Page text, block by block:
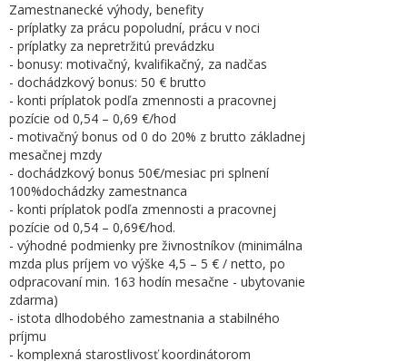
Zamestnanecké výhody, benefity
- príplatky za prácu popoludní, prácu v noci
- príplatky za nepretržitú prevádzku
- bonusy: motivačný, kvalifikačný, za nadčas
- dochádzkový bonus: 50 € brutto
- konti príplatok podľa zmennosti a pracovnej
pozície od 0,54 – 0,69 €/hod
- motivačný bonus od 0 do 20% z brutto základnej
mesačnej mzdy
- dochádzkový bonus 50€/mesiac pri splnení
100%dochádzky zamestnanca
- konti príplatok podľa zmennosti a pracovnej
pozície od 0,54 – 0,69€/hod.
- výhodné podmienky pre živnostníkov (minimálna
mzda plus príjem vo výške 4,5 – 5 € / netto, po
odpracovaní min. 163 hodín mesačne - ubytovanie
zdarma)
- istota dlhodobého zamestnania a stabilného
príjmu
- komplexná starostlivosť koordinátorom